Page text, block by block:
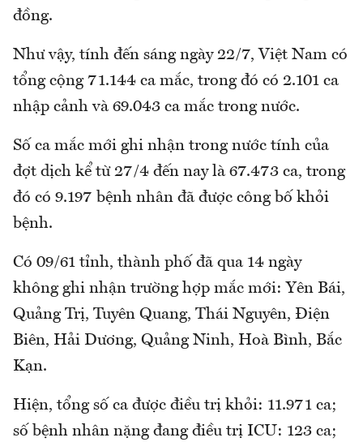
đồng.
Như vậy, tính đến sáng ngày 22/7, Việt Nam có
tổng cộng 71.144 ca mắc, trong đó có 2.101 ca
nhập cảnh và 69.043 ca mắc trong nước.
Số ca mắc mới ghi nhận trong nước tính của
đợt dịch kể từ 27/4 đến nay là 67.473 ca, trong
đó có 9.197 bệnh nhân đã được công bố khỏi
bệnh.
Có 09/61 tỉnh, thành phố đã qua 14 ngày
không ghi nhận trường hợp mắc mới: Yên Bái,
Quảng Trị, Tuyên Quang, Thái Nguyên, Điện
Biên, Hải Dương, Quảng Ninh, Hoà Bình, Bắc
Kạn.
Hiện, tổng số ca được điều trị khỏi: 11.971 ca;
số bệnh nhân nặng đang điều trị ICU: 123 ca;